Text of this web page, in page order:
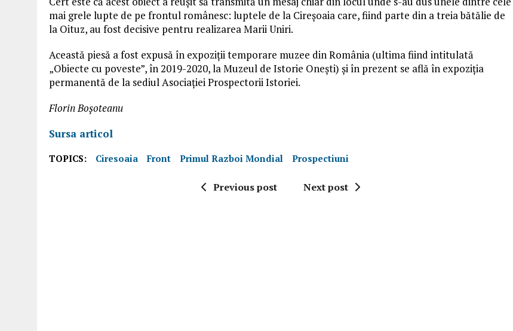
mai grele lupte de pe frontul românesc: luptele de la Cireșoaia care, fiind parte din a treia bătălie de
la Oituz, au fost decisive pentru realizarea Marii Uniri.
Această piesă a fost expusă în expoziții temporare muzee din România (ultima fiind intitulată
„Obiecte cu poveste”, în 2019-2020, la Muzeul de Istorie Onești) și în prezent se află în expoziția
permanentă de la sediul Asociației Prospectorii Istoriei.
Florin Boșoteanu
Sursa articol
TOPICS: Ciresoaia Front Primul Razboi Mondial Prospectiuni
Previous post Next post